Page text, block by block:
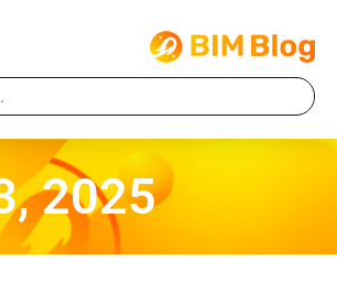
2025